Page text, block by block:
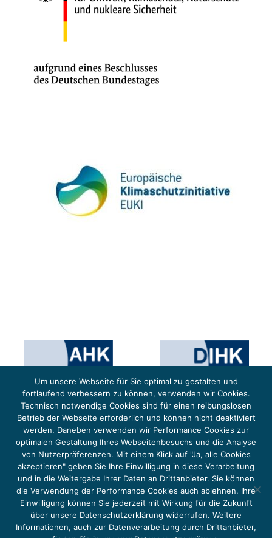
Das Projekt YOUNG ENERGY EUROPE wird gefördert durch die Europäische Klimaschutzinitiative (EUKI).
Die EUKI ist ein Förderinstrument des deutschen Bundesministeriums für Umwelt, Klimaschutz,
Naturschutz und nukleare Sicherheit (BMUKN). Übergeordnetes Ziel der EUKI ist eine Intensivierung des
grenzüberschreitenden Dialogs sowie des Wissens- und Erfahrungsaustauschs in der Europäischen Union,
um gemeinsam die Umsetzung des Paris Abkommens voranzutreiben.
Um unsere Webseite für Sie optimal zu gestalten und
fortlaufend verbessern zu können, verwenden wir Cookies.
Technisch notwendige Cookies sind für einen reibungslosen
Betrieb der Webseite erforderlich und können nicht deaktiviert
werden. Daneben verwenden wir Performance Cookies zur
optimalen Gestaltung Ihres Webseitenbesuchs und die Analyse
von Nutzerpräferenzen. Mit einem Klick auf "Ja, alle Cookies
akzeptieren" geben Sie Ihre Einwilligung in diese Verarbeitung
und in die Weitergabe Ihrer Daten an Drittanbieter. Sie können
die Verwendung der Performance Cookies auch ablehnen. Ihre
Einwilligung können Sie jederzeit mit Wirkung für die Zukunft
über unsere Datenschutzerklärung widerrufen. Weitere
Informationen, auch zur Datenverarbeitung durch Drittanbieter,